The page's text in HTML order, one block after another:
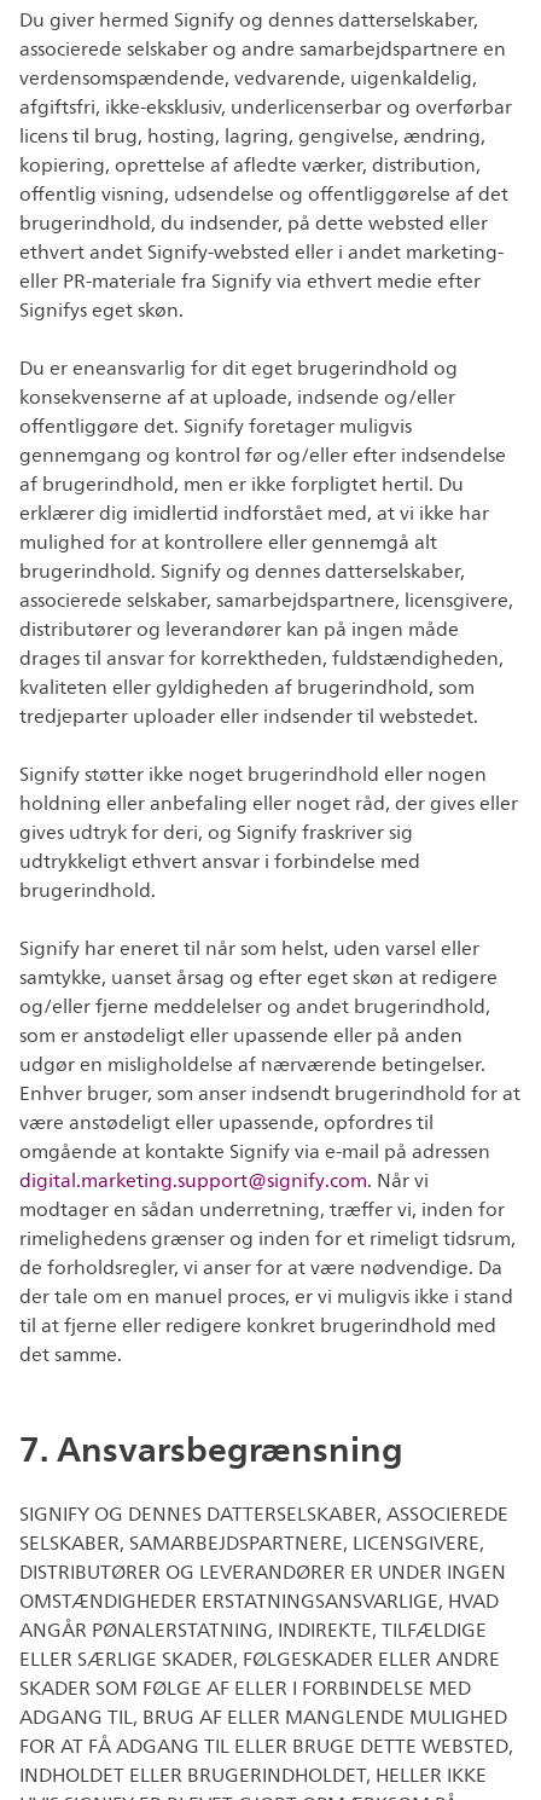
Du giver hermed Signify og dennes datterselskaber,
associerede selskaber og andre samarbejdspartnere en
verdensomspændende, vedvarende, uigenkaldelig,
afgiftsfri, ikke-eksklusiv, underlicenserbar og overførbar
licens til brug, hosting, lagring, gengivelse, ændring,
kopiering, oprettelse af afledte værker, distribution,
offentlig visning, udsendelse og offentliggørelse af det
brugerindhold, du indsender, på dette websted eller
ethvert andet Signify-websted eller i andet marketing-
eller PR-materiale fra Signify via ethvert medie efter
Signifys eget skøn.
Du er eneansvarlig for dit eget brugerindhold og
konsekvenserne af at uploade, indsende og/eller
offentliggøre det. Signify foretager muligvis
gennemgang og kontrol før og/eller efter indsendelse
af brugerindhold, men er ikke forpligtet hertil. Du
erklærer dig imidlertid indforstået med, at vi ikke har
mulighed for at kontrollere eller gennemgå alt
brugerindhold. Signify og dennes datterselskaber,
associerede selskaber, samarbejdspartnere, licensgivere,
distributører og leverandører kan på ingen måde
drages til ansvar for korrektheden, fuldstændigheden,
kvaliteten eller gyldigheden af brugerindhold, som
tredjeparter uploader eller indsender til webstedet.
Signify støtter ikke noget brugerindhold eller nogen
holdning eller anbefaling eller noget råd, der gives eller
gives udtryk for deri, og Signify fraskriver sig
udtrykkeligt ethvert ansvar i forbindelse med
brugerindhold.
Signify har eneret til når som helst, uden varsel eller
samtykke, uanset årsag og efter eget skøn at redigere
og/eller fjerne meddelelser og andet brugerindhold,
som er anstødeligt eller upassende eller på anden
udgør en misligholdelse af nærværende betingelser.
Enhver bruger, som anser indsendt brugerindhold for at
være anstødeligt eller upassende, opfordres til
omgående at kontakte Signify via e-mail på adressen
digital.marketing.support@signify.com. Når vi
modtager en sådan underretning, træffer vi, inden for
rimelighedens grænser og inden for et rimeligt tidsrum,
de forholdsregler, vi anser for at være nødvendige. Da
der tale om en manuel proces, er vi muligvis ikke i stand
til at fjerne eller redigere konkret brugerindhold med
det samme.
7. Ansvarsbegrænsning
SIGNIFY OG DENNES DATTERSELSKABER, ASSOCIEREDE
SELSKABER, SAMARBEJDSPARTNERE, LICENSGIVERE,
DISTRIBUTØRER OG LEVERANDØRER ER UNDER INGEN
OMSTÆNDIGHEDER ERSTATNINGSANSVARLIGE, HVAD
ANGÅR PØNALERSTATNING, INDIREKTE, TILFÆLDIGE
ELLER SÆRLIGE SKADER, FØLGESKADER ELLER ANDRE
SKADER SOM FØLGE AF ELLER I FORBINDELSE MED
ADGANG TIL, BRUG AF ELLER MANGLENDE MULIGHED
FOR AT FÅ ADGANG TIL ELLER BRUGE DETTE WEBSTED,
INDHOLDET ELLER BRUGERINDHOLDET, HELLER IKKE